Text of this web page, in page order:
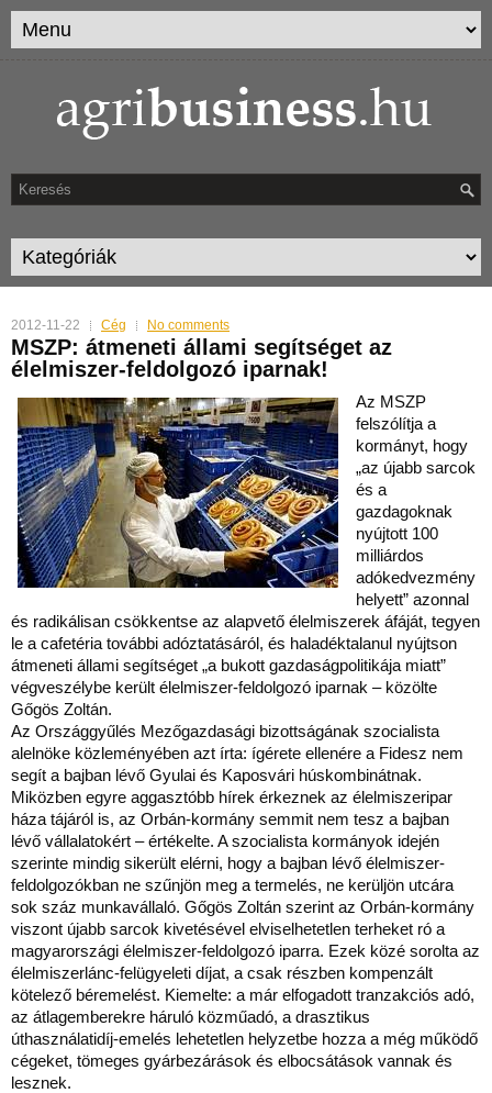
2012-11-22 Cég No comments
MSZP: átmeneti állami segítséget az
élelmiszer-feldolgozó iparnak!
Az MSZP
felszólítja a
kormányt, hogy
„az újabb sarcok
és a
gazdagoknak
nyújtott 100
milliárdos
adókedvezmény
helyett” azonnal
és radikálisan csökkentse az alapvető élelmiszerek áfáját, tegyen
le a cafetéria további adóztatásáról, és haladéktalanul nyújtson
átmeneti állami segítséget „a bukott gazdaságpolitikája miatt”
végveszélybe került élelmiszer-feldolgozó iparnak – közölte
Gőgös Zoltán.
Az Országgyűlés Mezőgazdasági bizottságának szocialista
alelnöke közleményében azt írta: ígérete ellenére a Fidesz nem
segít a bajban lévő Gyulai és Kaposvári húskombinátnak.
Miközben egyre aggasztóbb hírek érkeznek az élelmiszeripar
háza tájáról is, az Orbán-kormány semmit nem tesz a bajban
lévő vállalatokért – értékelte. A szocialista kormányok idején
szerinte mindig sikerült elérni, hogy a bajban lévő élelmiszer-
feldolgozókban ne szűnjön meg a termelés, ne kerüljön utcára
sok száz munkavállaló. Gőgös Zoltán szerint az Orbán-kormány
viszont újabb sarcok kivetésével elviselhetetlen terheket ró a
magyarországi élelmiszer-feldolgozó iparra. Ezek közé sorolta az
élelmiszerlánc-felügyeleti díjat, a csak részben kompenzált
kötelező béremelést. Kiemelte: a már elfogadott tranzakciós adó,
az átlagemberekre háruló közműadó, a drasztikus
úthasználatidíj-emelés lehetetlen helyzetbe hozza a még működő
cégeket, tömeges gyárbezárások és elbocsátások vannak és
lesznek.